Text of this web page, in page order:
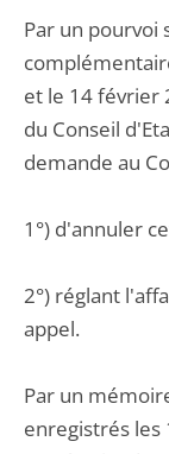
Par un
et le 14 février
du Conseil
demande au
1°) d'annuler
2°) réglant
appel.
Par un
enregistrés les